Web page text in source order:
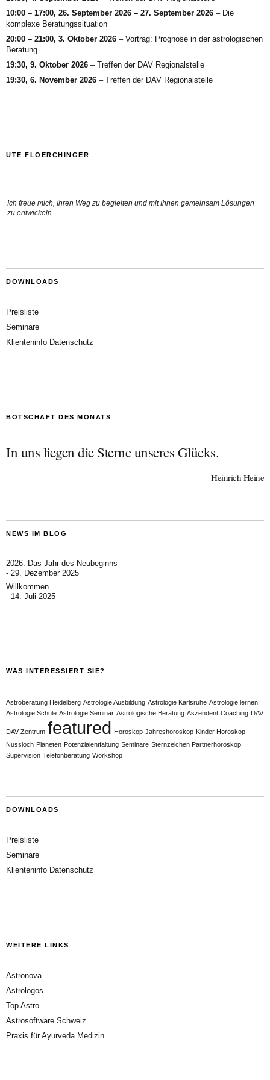
10:00 – 17:00, 26. September 2026 – 27. September 2026 – Die
komplexe Beratungssituation
20:00 – 21:00, 3. Oktober 2026 – Vortrag: Prognose in der astrologischen
Beratung
19:30, 9. Oktober 2026 – Treffen der DAV Regionalstelle
19:30, 6. November 2026 – Treffen der DAV Regionalstelle
UTE FLOERCHINGER
Ich freue mich, Ihren Weg zu begleiten und mit Ihnen gemeinsam Lösungen
zu entwickeln.
DOWNLOADS
Preisliste
Seminare
Klienteninfo Datenschutz
BOTSCHAFT DES MONATS
In uns liegen die Sterne unseres Glücks.
Heinrich Heine
NEWS IM BLOG
2026: Das Jahr des Neubeginns
29. Dezember 2025
Willkommen
14. Juli 2025
WAS INTERESSIERT SIE?
Astroberatung Heidelberg Astrologie Ausbildung Astrologie Karlsruhe Astrologie lernen
Astrologie Schule Astrologie Seminar Astrologische Beratung Aszendent Coaching DAV
DAV Zentrum featured Horoskop Jahreshoroskop Kinder Horoskop
Nussloch Planeten Potenzialentfaltung Seminare Sternzeichen Partnerhoroskop
Supervision Telefonberatung Workshop
DOWNLOADS
Preisliste
Seminare
Klienteninfo Datenschutz
WEITERE LINKS
Astronova
Astrologos
Top Astro
Astrosoftware Schweiz
Praxis für Ayurveda Medizin